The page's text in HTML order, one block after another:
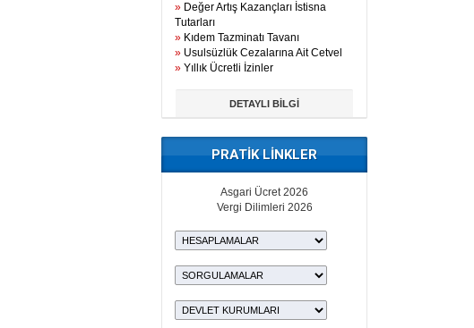
» Değer Artış Kazançları İstisna
Tutarları
» Kıdem Tazminatı Tavanı
» Usulsüzlük Cezalarına Ait Cetvel
» Yıllık Ücretli İzinler
DETAYLI BİLGİ
PRATİK LİNKLER
Asgari Ücret 2026
Vergi Dilimleri 2026